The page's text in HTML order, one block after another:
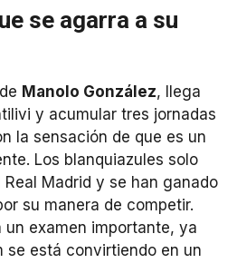
se agarra a su
de Manolo González, llega
y acumular tres jornadas
la sensación de que es un
Los blanquiazules solo
Madrid y se han ganado
su manera de competir.
un examen importante, ya
se está convirtiendo en un